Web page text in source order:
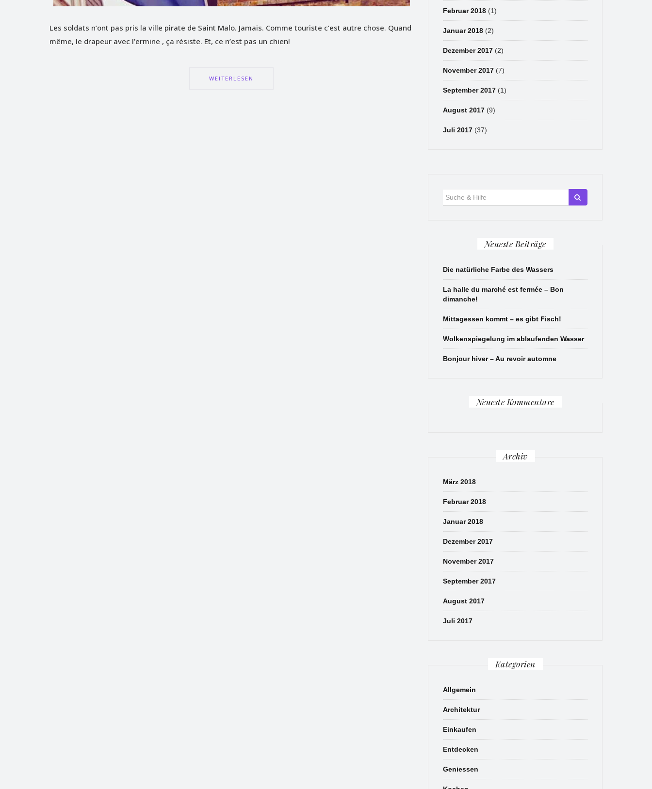
Les soldats n’ont pas pris la ville pirate de Saint Malo. Jamais. Comme touriste c’est autre chose. Quand
même, le drapeur avec l’ermine , ça résiste. Et, ce n’est pas un chien!
WEITERLESEN
Februar 2018 (1)
Januar 2018 (2)
Dezember 2017 (2)
November 2017 (7)
September 2017 (1)
August 2017 (9)
Juli 2017 (37)
Neueste Beiträge
Die natürliche Farbe des Wassers
La halle du marché est fermée – Bon
dimanche!
Mittagessen kommt – es gibt Fisch!
Wolkenspiegelung im ablaufenden Wasser
Bonjour hiver – Au revoir automne
Neueste Kommentare
Archiv
März 2018
Februar 2018
Januar 2018
Dezember 2017
November 2017
September 2017
August 2017
Juli 2017
Kategorien
Allgemein
Architektur
Einkaufen
Entdecken
Geniessen